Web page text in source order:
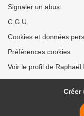
Signaler un abus
C.G.U.
Cookies et données
Préférences cookies
Voir le profil de Raphaël
Créer